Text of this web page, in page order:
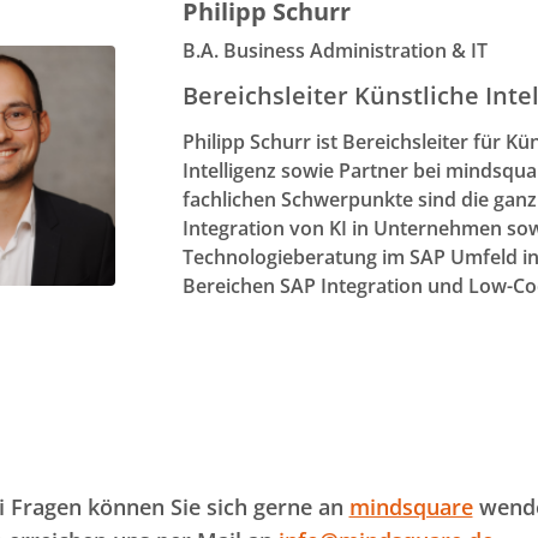
Philipp Schurr
B.A. Business Administration & IT
Bereichsleiter Künstliche
Philipp Schurr ist Bereichsleiter für
Intelligenz sowie Partner bei
fachlichen Schwerpunkte sind die
Integration von KI in Unternehmen
Technologieberatung im SAP Umfeld
Bereichen SAP Integration und Low-
Fragen können Sie sich gerne an mindsquare